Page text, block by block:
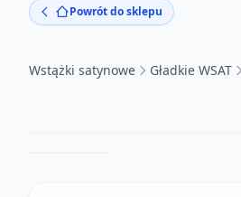
Powrót do sklepu
Wstążki satynowe Gładkie WSAT